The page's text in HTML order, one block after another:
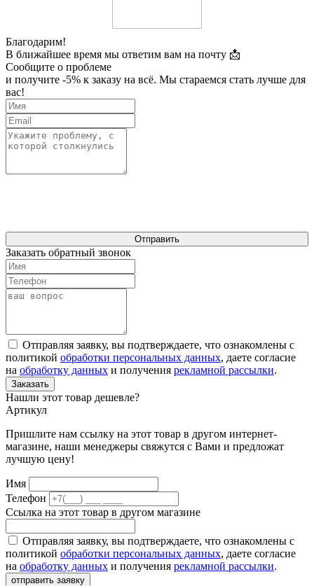
Благодарим!
В ближайшее время мы ответим вам на почту 📩
Сообщите о проблеме
и получите -5% к заказу на всё. Мы стараемся стать лучше для
вас!
Отправить
Заказать обратный звонок
Отправляя заявку, вы подтверждаете, что ознакомлены с
политикой обработки персональных данных, даете согласие
на обработку данных и получения рекламной рассылки.
Заказать
Нашли этот товар дешевле?
Артикул
Пришлите нам ссылку на этот товар в другом интернет-
магазине, наши менеджеры свяжутся с Вами и предложат
лучшую цену!
Имя
Телефон
Ссылка на этот товар в другом магазине
Отправляя заявку, вы подтверждаете, что ознакомлены с
политикой обработки персональных данных, даете согласие
на обработку данных и получения рекламной рассылки.
отправить заявку